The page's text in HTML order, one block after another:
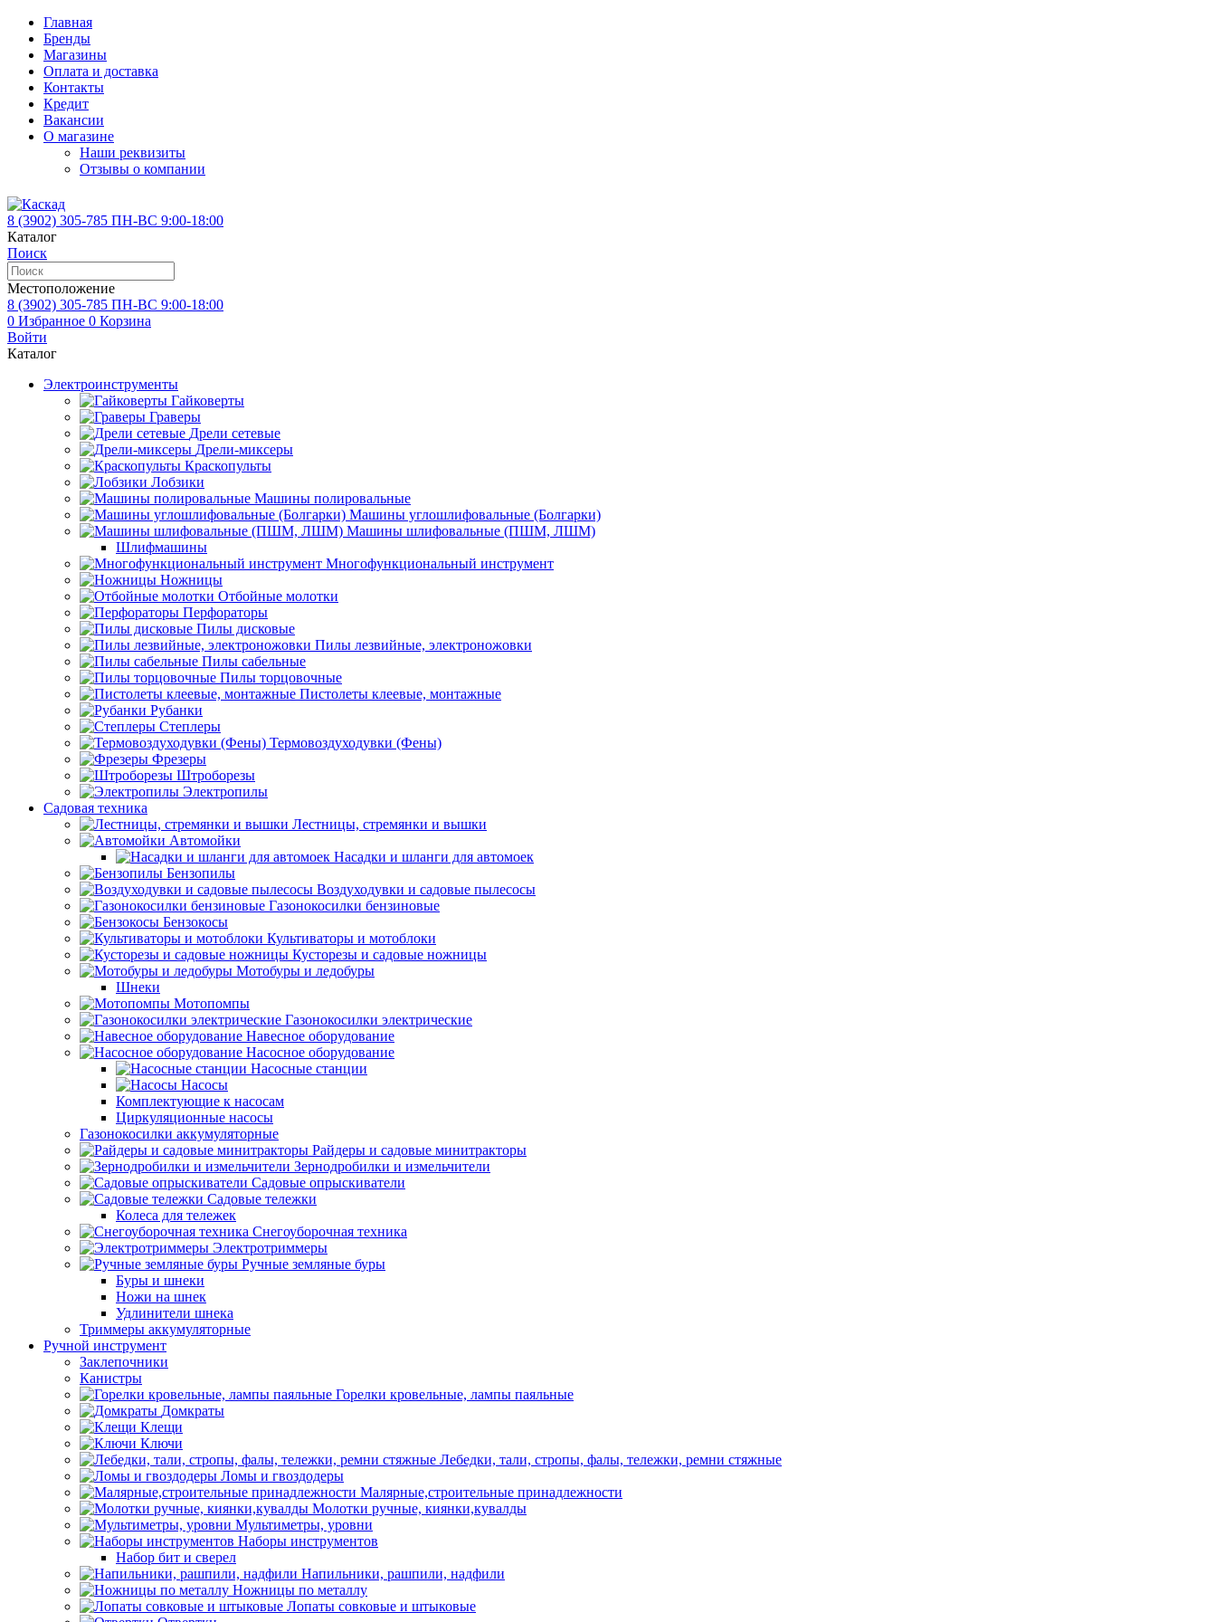
Главная
Бренды
Магазины
Оплата и доставка
Контакты
Кредит
Вакансии
О магазине
Наши реквизиты
Отзывы о компании
8 (3902) 305-785 ПН-ВС 9:00-18:00
Каталог
Поиск
Местоположение
8 (3902) 305-785 ПН-ВС 9:00-18:00
0 Избранное 0 Корзина
Войти
Каталог
Электроинструменты
Гайковерты
Граверы
Дрели сетевые
Дрели-миксеры
Краскопульты
Лобзики
Машины полировальные
Машины углошлифовальные (Болгарки)
Машины шлифовальные (ПШМ, ЛШМ)
Шлифмашины
Многофункциональный инструмент
Ножницы
Отбойные молотки
Перфораторы
Пилы дисковые
Пилы лезвийные, электроножовки
Пилы сабельные
Пилы торцовочные
Пистолеты клеевые, монтажные
Рубанки
Степлеры
Термовоздуходувки (Фены)
Фрезеры
Штроборезы
Электропилы
Садовая техника
Лестницы, стремянки и вышки
Автомойки
Насадки и шланги для автомоек
Бензопилы
Воздуходувки и садовые пылесосы
Газонокосилки бензиновые
Бензокосы
Культиваторы и мотоблоки
Кусторезы и садовые ножницы
Мотобуры и ледобуры
Шнеки
Мотопомпы
Газонокосилки электрические
Навесное оборудование
Насосное оборудование
Насосные станции
Насосы
Комплектующие к насосам
Циркуляционные насосы
Газонокосилки аккумуляторные
Райдеры и садовые минитракторы
Зернодробилки и измельчители
Садовые опрыскиватели
Садовые тележки
Колеса для тележек
Снегоуборочная техника
Электротриммеры
Ручные земляные буры
Буры и шнеки
Ножи на шнек
Удлинители шнека
Триммеры аккумуляторные
Ручной инструмент
Заклепочники
Канистры
Горелки кровельные, лампы паяльные
Домкраты
Клещи
Ключи
Лебедки, тали, стропы, фалы, тележки, ремни стяжные
Ломы и гвоздодеры
Малярные,строительные принадлежности
Молотки ручные, киянки,кувалды
Мультиметры, уровни
Наборы инструментов
Набор бит и сверел
Напильники, рашпили, надфили
Ножницы по металлу
Лопаты совковые и штыковые